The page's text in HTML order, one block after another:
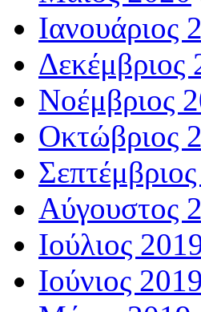
Ιανουάριος
Δεκέμβριος
Νοέμβριος
Οκτώβριος
Αύγουστος
Ιούλιος
Ιούνιος 2019